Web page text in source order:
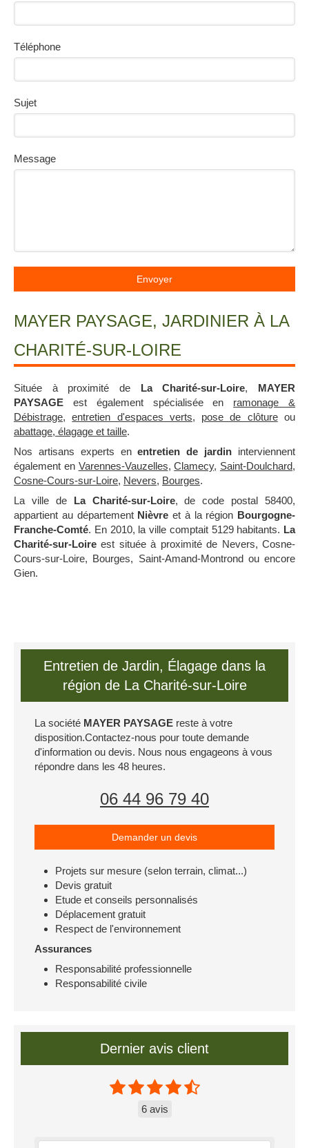
Téléphone
Sujet
Message
Envoyer
MAYER PAYSAGE, JARDINIER À LA
CHARITÉ-SUR-LOIRE
Située à proximité de La Charité-sur-Loire, MAYER
PAYSAGE est également spécialisée en ramonage &
Débistrage,entretien d'espaces verts, pose de clôtureou
abattage, élagage et taille.
Nos artisans experts enentretien de jardin interviennent
également en Varennes-Vauzelles,Clamecy, Saint-Doulchard,
Cosne-Cours-sur-Loire, Nevers, Bourges.
La ville de La Charité-sur-Loire, de code postal 58400,
appartient au département Nièvre et à la région Bourgogne-
Franche-Comté. En 2010, la ville comptait 5129 habitants. La
Charité-sur-Loire est située à proximité de Nevers, Cosne-
Cours-sur-Loire, Bourges, Saint-Amand-Montrond ou encore
Gien.
Entretien de Jardin, Élagage dans la
région de La Charité-sur-Loire
La société MAYER PAYSAGE reste à votre
disposition.Contactez-nous pour toute demande
d'information ou devis. Nous nous engageons à vous
répondre dans les 48 heures.
06 44 96 79 40
Demander un devis
Projets sur mesure (selon terrain, climat...)
Devis gratuit
Etude et conseils personnalisés
Déplacement gratuit
Respect de l'environnement
Assurances
Responsabilité professionnelle
Responsabilité civile
Dernier avis client
6 avis